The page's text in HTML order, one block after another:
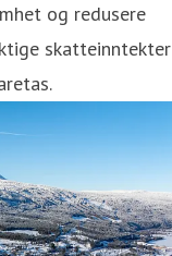
og redusere
skatteinntekter